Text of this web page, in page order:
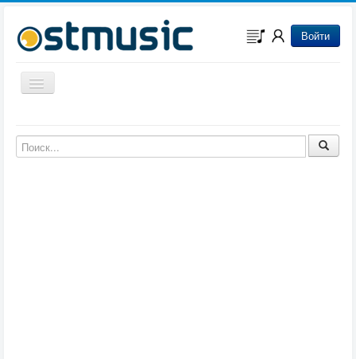
Войти
Включить/выключить навигацию
Музыка из мультфильмов
Музыка из сериалов